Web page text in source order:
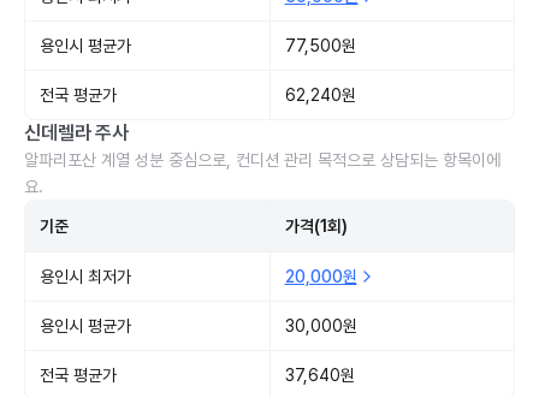
용인시 평균가 77,500원
전국 평균가 62,240원
신데렐라 주사
알파리포산 계열 성분 중심으로, 컨디션 관리 목적으로 상담되는 항목이에
요.
기준 가격(1회)
용인시 최저가 20,000원
용인시 평균가 30,000원
전국 평균가 37,640원